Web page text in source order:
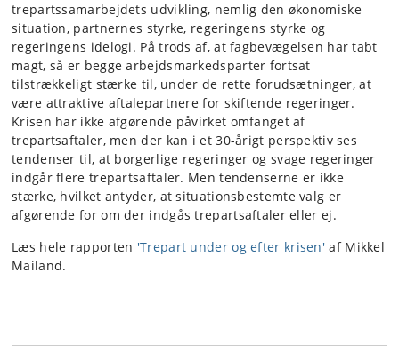
trepartssamarbejdets udvikling, nemlig den økonomiske
situation, partnernes styrke, regeringens styrke og
regeringens idelogi. På trods af, at fagbevægelsen har tabt
magt, så er begge arbejdsmarkedsparter fortsat
tilstrækkeligt stærke til, under de rette forudsætninger, at
være attraktive aftalepartnere for skiftende regeringer.
Krisen har ikke afgørende påvirket omfanget af
trepartsaftaler, men der kan i et 30-årigt perspektiv ses
tendenser til, at borgerlige regeringer og svage regeringer
indgår flere trepartsaftaler. Men tendenserne er ikke
stærke, hvilket antyder, at situationsbestemte valg er
afgørende for om der indgås trepartsaftaler eller ej.
Læs hele rapporten 'Trepart under og efter krisen' af Mikkel
Mailand.